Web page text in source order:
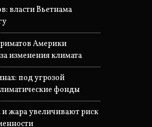
власти Вьетнама
Америки
изменения климата
под угрозой
фонды
и жара увеличивают риск